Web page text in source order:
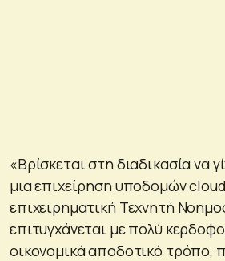
«Βρίσκεται στη διαδικασία να
μια επιχείρηση υποδομών
επιχειρηματική Τεχνητή
επιτυγχάνεται με πολύ
οικονομικά αποδοτικό τρόπο,